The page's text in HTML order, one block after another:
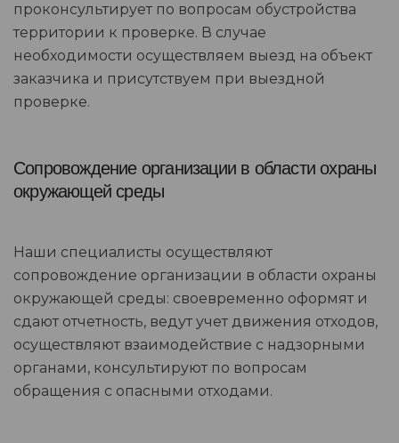
проконсультирует по вопросам обустройства
территории к проверке. В случае
необходимости осуществляем выезд на объект
заказчика и присутствуем при выездной
проверке.
Сопровождение организации в области охраны
окружающей среды
Наши специалисты осуществляют
сопровождение организации в области охраны
окружающей среды: своевременно оформят и
сдают отчетность, ведут учет движения отходов,
осуществляют взаимодействие с надзорными
органами, консультируют по вопросам
обращения с опасными отходами.